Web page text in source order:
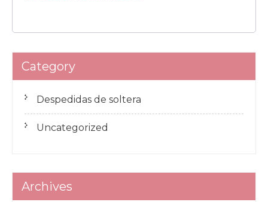
Category
Despedidas de soltera
Uncategorized
Archives